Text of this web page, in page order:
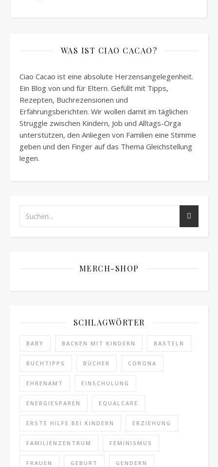
WAS IST CIAO CACAO?
Ciao Cacao ist eine absolute Herzensangelegenheit.
Ein Blog von und für Eltern. Gefüllt mit Tipps,
Rezepten, Buchrezensionen und
Erfahrungsberichten. Wir wollen damit im täglichen
Struggle zwischen Kindern, Job und Alltags-Orga
unterstützen, den Anliegen von Familien eine Stimme
geben und den Finger auf das Thema Gleichstellung
legen.
MERCH-SHOP
SCHLAGWÖRTER
BABY BACKEN MIT KINDERN BASTELN
BUCHTIPPS BÜCHER CORONA
EHRENAMT EINSCHULUNG
ENERGIESPAREN EQUALCARE
ERSTE HILFE BEI KINDERN ERZIEHUNG
FAMILIENZENTRUM FEMINISMUS
FRAUEN GEBURT GENDERN